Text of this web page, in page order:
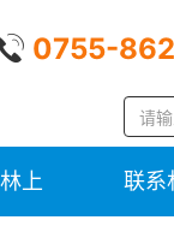
0755-
上 联系